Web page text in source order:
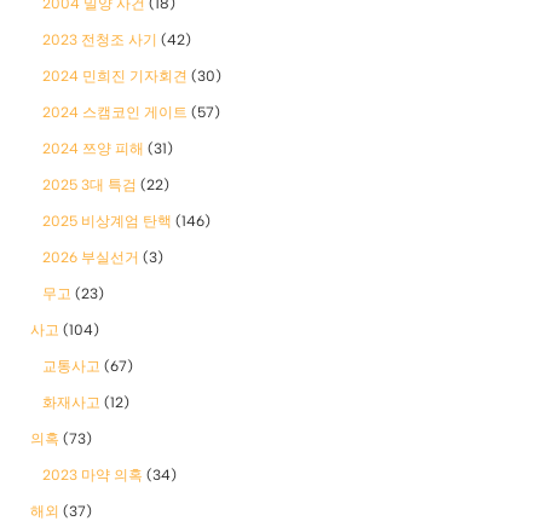
2023 전청조 사기 (42)
2024 민희진 기자회견 (30)
2024 스캠코인 게이트 (57)
2024 쯔양 피해 (31)
2025 3대 특검 (22)
2025 비상계엄 탄핵 (146)
2026 부실선거 (3)
무고 (23)
사고 (104)
교통사고 (67)
화재사고 (12)
의혹 (73)
2023 마약 의혹 (34)
해외 (37)